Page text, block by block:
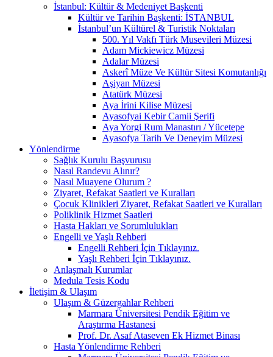
İstanbul: Kültür & Medeniyet Başkenti
Kültür ve Tarihin Başkenti: İSTANBUL
İstanbul’un Kültürel & Turistik Noktaları
500. Yıl Vakfı Türk Musevileri Müzesi
Adam Mickiewicz Müzesi
Adalar Müzesi
Askerî Müze Ve Kültür Sitesi Komutanlığı
Aşiyan Müzesi
Atatürk Müzesi
Aya İrini Kilise Müzesi
Ayasofyai Kebir Camii Şerifi
Aya Yorgi Rum Manastırı / Yücetepe
Ayasofya Tarih Ve Deneyim Müzesi
Yönlendirme
Sağlık Kurulu Başvurusu
Nasıl Randevu Alınır?
Nasıl Muayene Olurum ?
Ziyaret, Refakat Saatleri ve Kuralları
Çocuk Klinikleri Ziyaret, Refakat Saatleri ve Kuralları
Poliklinik Hizmet Saatleri
Hasta Hakları ve Sorumlulukları
Engelli ve Yaşlı Rehberi
Engelli Rehberi İçin Tıklayınız.
Yaşlı Rehberi İçin Tıklayınız.
Anlaşmalı Kurumlar
Medula Tesis Kodu
İletişim & Ulaşım
Ulaşım & Güzergahlar Rehberi
Marmara Üniversitesi Pendik Eğitim ve
Araştırma Hastanesi
Prof. Dr. Asaf Ataseven Ek Hizmet Binası
Hasta Yönlendirme Rehberi